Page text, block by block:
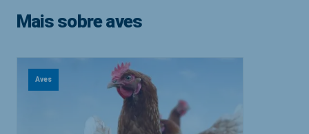
Mais sobre aves
Aves